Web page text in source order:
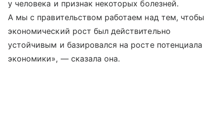
у человека и признак некоторых болезней.
А мы с правительством работаем над тем, чтобы
экономический рост был действительно
устойчивым и базировался на росте потенциала
экономики», — сказала она.